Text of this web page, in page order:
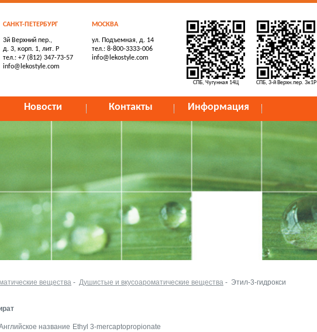
САНКТ-ПЕТЕРБУРГ
3й Верхний пер.,
д. 3, корп. 1, лит. Р
тел.: +7 (812) 347-73-57
info@lekostyle.com
МОСКВА
ул. Подъемная, д. 14
тел.: 8-800-3333-006
info@lekostyle.com
СПБ, Чугунная 14Ц СПБ, 3-й Верхн.пер. 3к1Р
Новости Контакты Информация
вещества - Душистые и вкусоароматические вещества - Этил-3-гидрокси
название Ethyl 3-mercaptopropionate